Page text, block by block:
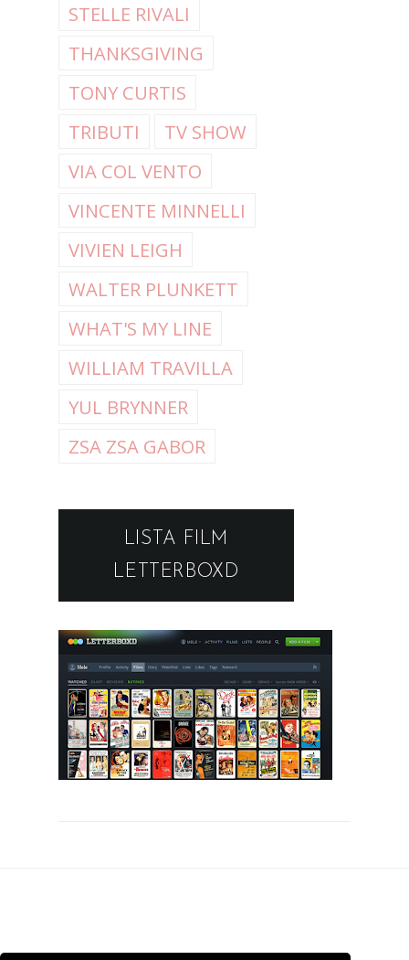
STELLE RIVALI
THANKSGIVING
TONY CURTIS
TRIBUTI
TV SHOW
VIA COL VENTO
VINCENTE MINNELLI
VIVIEN LEIGH
WALTER PLUNKETT
WHAT'S MY LINE
WILLIAM TRAVILLA
YUL BRYNNER
ZSA ZSA GABOR
LISTA FILM
LETTERBOXD